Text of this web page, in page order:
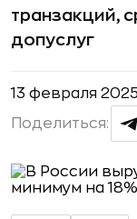
транзакций,
допуслуг
13 февраля
Поделиться: